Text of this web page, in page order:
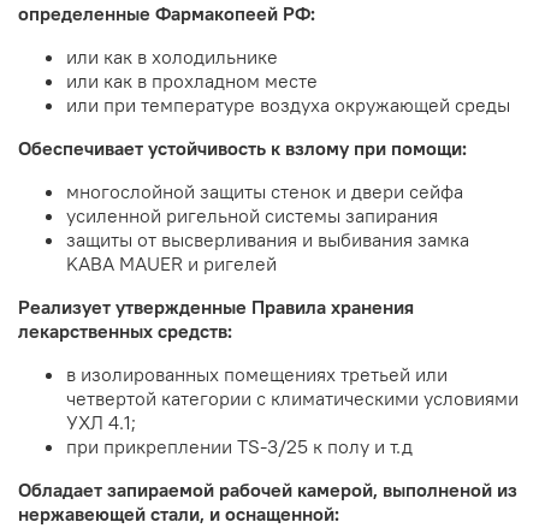
определенные Фармакопеей РФ:
или как в холодильнике
или как в прохладном месте
или при температуре воздуха окружающей среды
Обеспечивает устойчивость к взлому при помощи:
многослойной защиты стенок и двери сейфа
усиленной ригельной системы запирания
защиты от высверливания и выбивания замка
KABA MAUER и ригелей
Реализует утвержденные Правила хранения
лекарственных средств:
в изолированных помещениях третьей или
четвертой категории с климатическими условиями
УХЛ 4.1;
при прикреплении TS-3/25 к полу и т.д
Обладает запираемой рабочей камерой, выполненой из
нержавеющей стали, и оснащенной: